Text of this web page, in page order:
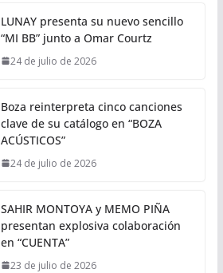
LUNAY presenta su nuevo sencillo
“MI BB” junto a Omar Courtz
24 de julio de 2026
Boza reinterpreta cinco canciones
clave de su catálogo en “BOZA
ACÚSTICOS”
24 de julio de 2026
SAHIR MONTOYA y MEMO PIÑA
presentan explosiva colaboración
en “CUENTA”
23 de julio de 2026